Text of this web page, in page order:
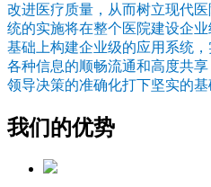
改进医疗质量，从而树立现代
统的实施将在整个医院建设企
基础上构建企业级的应用系统
各种信息的顺畅流通和高度共
领导决策的准确化打下坚实的基
我们的优势